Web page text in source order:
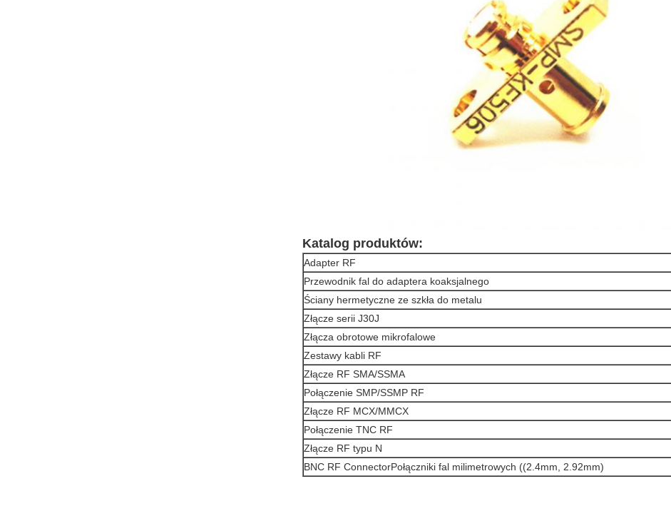
Katalog produktów:
Adapter RF
Przewodnik fal do adaptera koaksjalnego
Ściany hermetyczne ze szkła do metalu
Złącze serii J30J
Złącza obrotowe mikrofalowe
Zestawy kabli RF
Złącze RF SMA/SSMA
Połączenie SMP/SSMP RF
Złącze RF MCX/MMCX
Połączenie TNC RF
Złącze RF typu N
BNC RF ConnectorPołączniki fal milimetrowych ((2.4mm, 2.92mm)